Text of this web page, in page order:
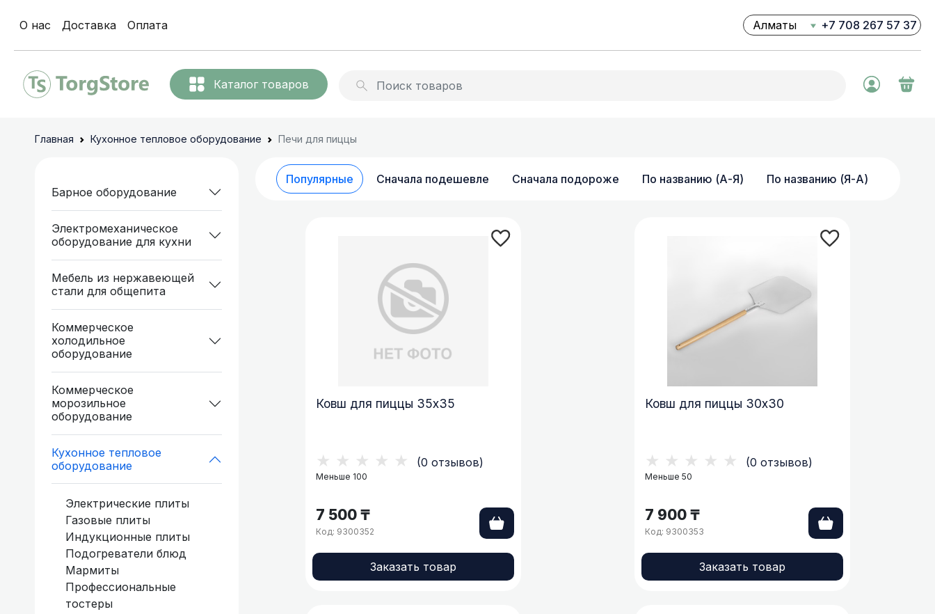
+7 708 267 57 37
О нас Доставка Оплата
Каталог товаров
оборудование
оборудование для
кухни
Мебель из
нержавеющей стали
для общепита
Коммерческое
холодильное
оборудование
Коммерческое
морозильное
оборудование
Кухонное тепловое
оборудование
Кухонные
холодильные и
морозильные шкафы
Холодильные и
морозильные столы
Термопоты и бойлеры
Профессиональные
блендеры
Главная Кухонное тепловое оборудование Печи для пиццы
Барное оборудование
Электромеханическое
оборудование для кухни
Мебель из нержавеющей
стали для общепита
Коммерческое
холодильное
оборудование
Коммерческое
морозильное
оборудование
Кухонное тепловое
оборудование
Электрические плиты
Газовые плиты
Индукционные плиты
Подогреватели блюд
Мармиты
Профессиональные
тостеры
Популярные Сначала подешевле Сначала подороже По названию (А-Я) По названию (Я-А)
Ковш для пиццы 35х35
★★★★★ (0 отзывов)
Меньше 100
7 500 ₸
Код: 9300352
Заказать товар
Ковш для пиццы 30х30
★★★★★ (0 отзывов)
Меньше 50
7 900 ₸
Код: 9300353
Заказать товар